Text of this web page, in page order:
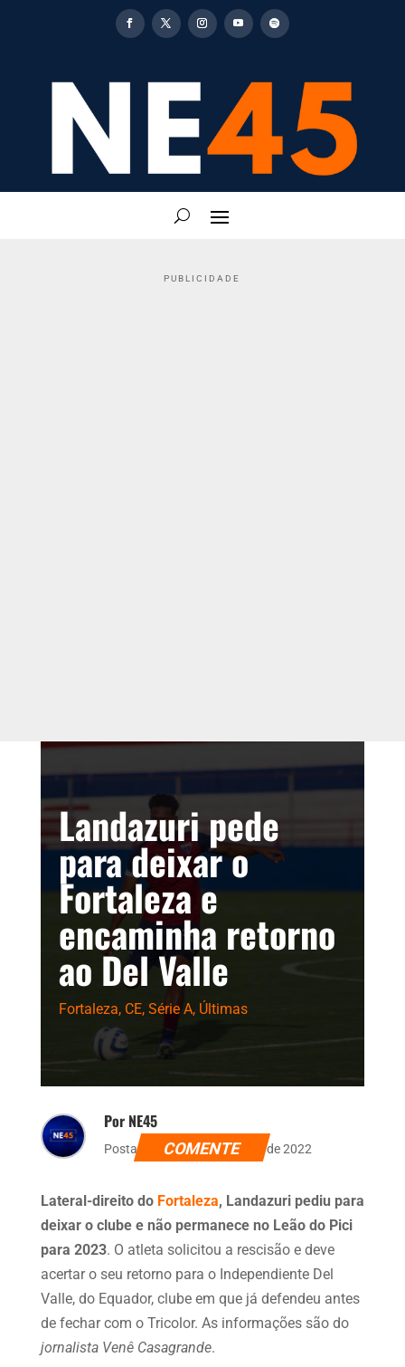
PUBLICIDADE
Landazuri pede
para deixar o
Fortaleza e
encaminha retorno
ao Del Valle
Fortaleza, CE, Série A, Últimas
Por NE45
Postado dia 15 de dezembro de 2022
COMENTE
Lateral-direito do Fortaleza, Landazuri pediu para
deixar o clube e não permanece no Leão do Pici
para 2023. O atleta solicitou a rescisão e deve
acertar o seu retorno para o Independiente Del
Valle, do Equador, clube em que já defendeu antes
de fechar com o Tricolor. As informações são do
jornalista Venê Casagrande.